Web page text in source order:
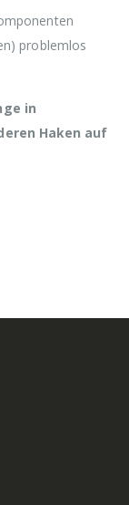
problemlos
in
Haken auf